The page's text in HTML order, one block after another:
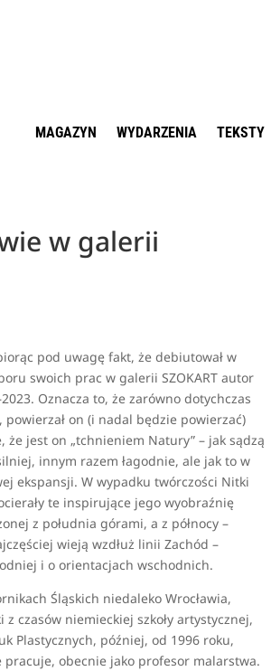
MAGAZYN WYDARZENIA TEKSTY
w galerii
pod uwagę fakt, że debiutował w
swoich prac w galerii SZOKART autor
Oznacza to, że zarówno dotychczas
on (i nadal będzie powierzać)
jest on „tchnieniem Natury” – jak sądzą
innym razem łagodnie, ale jak to w
ekspansji. W wypadku twórczości Nitki
te inspirujące jego wyobraźnię
z południa górami, a z północy –
wieją wzdłuż linii Zachód –
i o orientacjach wschodnich.
Śląskich niedaleko Wrocławia,
czasów niemieckiej szkoły artystycznej,
Plastycznych, później, od 1996 roku,
obecnie jako profesor malarstwa.